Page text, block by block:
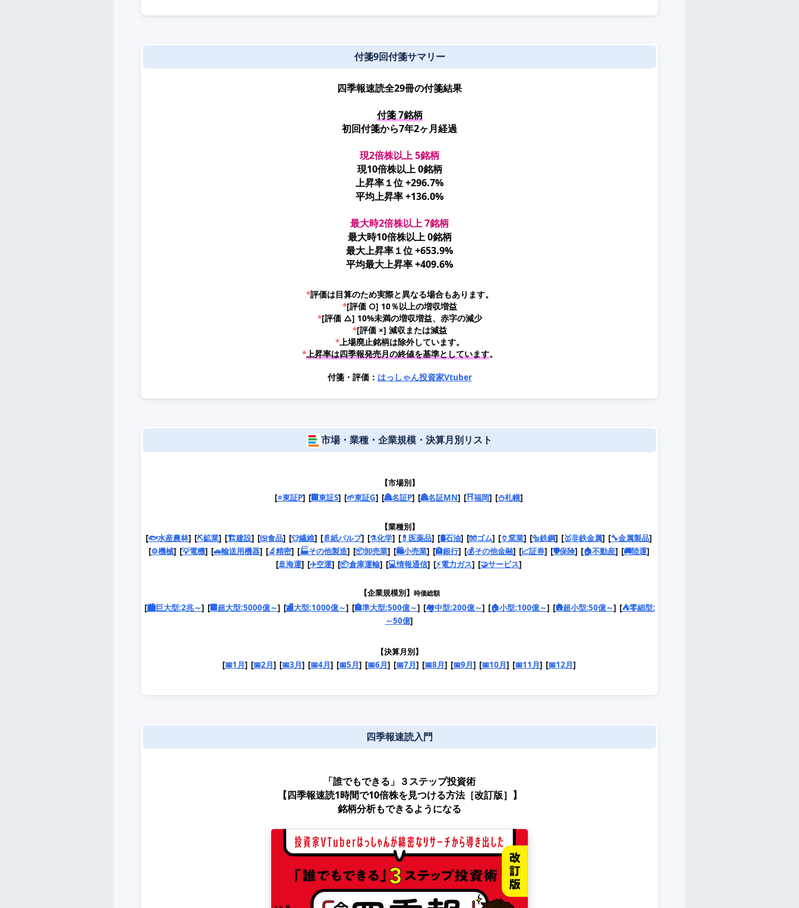
付箋9回付箋サマリー
四季報速読全29冊の付箋結果
付箋 7銘柄
初回付箋から7年2ヶ月経過
現2倍株以上 5銘柄
現10倍株以上 0銘柄
上昇率１位 +296.7%
平均上昇率 +136.0%
最大時2倍株以上 7銘柄
最大時10倍株以上 0銘柄
最大上昇率１位 +653.9%
平均最大上昇率 +409.6%
*評価は目算のため実際と異なる場合もあります。
*[評価 ○] 10％以上の増収増益
*[評価 △] 10%未満の増収増益、赤字の減少
*[評価 ×] 減収または減益
*上場廃止銘柄は除外しています。
*上昇率は四季報発売月の終値を基準としています。
付箋・評価： はっしゃん投資家Vtuber
市場・業種・企業規模・決算月別リスト
【市場別】
[⭐東証P] [ 🏢東証S] [🌱東証G] [🏯名証P] [🏯名証MN] [⛩️福岡] [⛄札幌]
【業種別】
[🐟水産農林] [⛏️鉱業] [🏗️建設] [🍱食品] [👕繊維] [📄紙パルプ] [⚗️化学] [ 💊医薬品] [🛢️石油] [🧤ゴム] [🏺窯業] [🔩鉄鋼] [🥇非鉄金属] [🔧金属製品]
[⚙️機械] [💡電機] [🚗輸送用機器] [🔬精密] [🏭その他製造] [📦卸売業] [🛍️小売業] [🏦銀行] [💰その他金融] [📈証券] [🛡️保険] [🏠不動産] [🚚陸運]
[🚢海運] [✈️空運] [📦倉庫運輸] [💻情報通信] [⚡電力ガス] [🤝サービス]
【企業規模別】 時価総額
[🏙️巨大型:2兆～] [🏢超大型:5000億～] [🏬大型:1000億～] [🏣準大型:500億～] [🏘️中型:200億～] [🏠小型:100億～] [🛖超小型:50億～] [⛺️零細型:
～50億]
【決算月別】
[📅1月] [📅2月] [📅3月] [📅4月] [📅5月] [📅6月] [📅7月] [📅8月] [📅9月] [📅10月] [📅11月] [📅12月]
四季報速読入門
「誰でもできる」３ステップ投資術
【四季報速読1時間で10倍株を見つける方法［改訂版］】
銘柄分析もできるようになる